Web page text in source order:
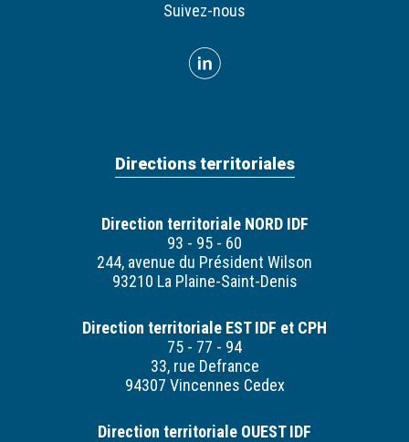
Suivez-nous
Directions territoriales
Direction territoriale NORD IDF
93 - 95 - 60
244, avenue du Président Wilson
93210 La Plaine-Saint-Denis
Direction territoriale EST IDF et CPH
75 - 77 - 94
33, rue Defrance
94307 Vincennes Cedex
Direction territoriale OUEST IDF